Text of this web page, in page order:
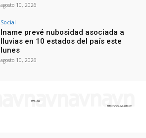
agosto 10, 2026
Social
Iname prevé nubosidad asociada a
lluvias en 10 estados del país este
lunes
agosto 10, 2026